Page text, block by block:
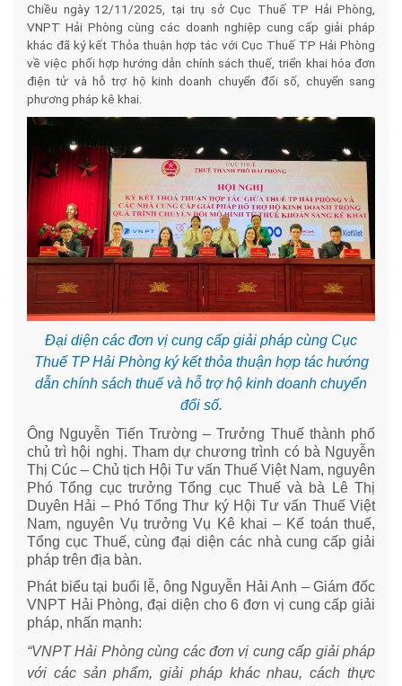
Chiều ngày 12/11/2025, tại trụ sở Cục Thuế TP Hải Phòng,
VNPT Hải Phòng cùng các doanh nghiệp cung cấp giải pháp
khác đã ký kết Thỏa thuận hợp tác với Cục Thuế TP Hải Phòng
về việc phối hợp hướng dẫn chính sách thuế, triển khai hóa đơn
điện tử và hỗ trợ hộ kinh doanh chuyển đổi số, chuyển sang
phương pháp kê khai.
Đại diện các đơn vị cung cấp giải pháp cùng Cục
Thuế TP Hải Phòng ký kết thỏa thuận hợp tác hướng
dẫn chính sách thuế và hỗ trợ hộ kinh doanh chuyển
đổi số.
Ông Nguyễn Tiến Trường – Trưởng Thuế thành phố
chủ trì hội nghị. Tham dự chương trình có bà Nguyễn
Thị Cúc – Chủ tịch Hội Tư vấn Thuế Việt Nam, nguyên
Phó Tổng cục trưởng Tổng cục Thuế và bà Lê Thị
Duyên Hải – Phó Tổng Thư ký Hội Tư vấn Thuế Việt
Nam, nguyên Vụ trưởng Vụ Kê khai – Kế toán thuế,
Tổng cục Thuế, cùng đại diện các nhà cung cấp giải
pháp trên địa bàn.
Phát biểu tại buổi lễ, ông Nguyễn Hải Anh – Giám đốc
VNPT Hải Phòng, đại diện cho 6 đơn vị cung cấp giải
pháp, nhấn mạnh:
“VNPT Hải Phòng cùng các đơn vị cung cấp giải pháp
với các sản phẩm, giải pháp khác nhau, cách thực